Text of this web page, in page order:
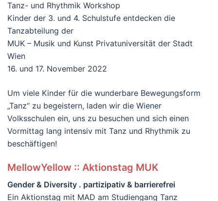
Tanz- und Rhythmik Workshop
Kinder der 3. und 4. Schulstufe entdecken die
Tanzabteilung der
MUK – Musik und Kunst Privatuniversität der Stadt
Wien
16. und 17. November 2022
Um viele Kinder für die wunderbare Bewegungsform
„Tanz“ zu begeistern, laden wir die Wiener
Volksschulen ein, uns zu besuchen und sich einen
Vormittag lang intensiv mit Tanz und Rhythmik zu
beschäftigen!
MellowYellow :: Aktionstag MUK
Gender & Diversity . partizipativ & barrierefrei
Ein Aktionstag mit MAD am Studiengang Tanz